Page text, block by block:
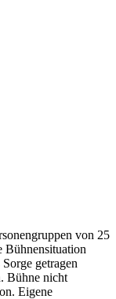
von 25
Bühnensituation
getragen
Bühne nicht
Eigene